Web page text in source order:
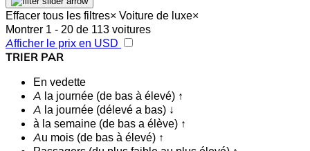
Effacer tous les filtres× Voiture de luxe×
Montrer 1 - 20 de 113 voitures
Afficher le prix en USD
TRIER PAR
En vedette
A la journée (de bas à élevé) ↑
A la journée (délevé a bas) ↓
à la semaine (de bas a élève) ↑
Au mois (de bas à élevé) ↑